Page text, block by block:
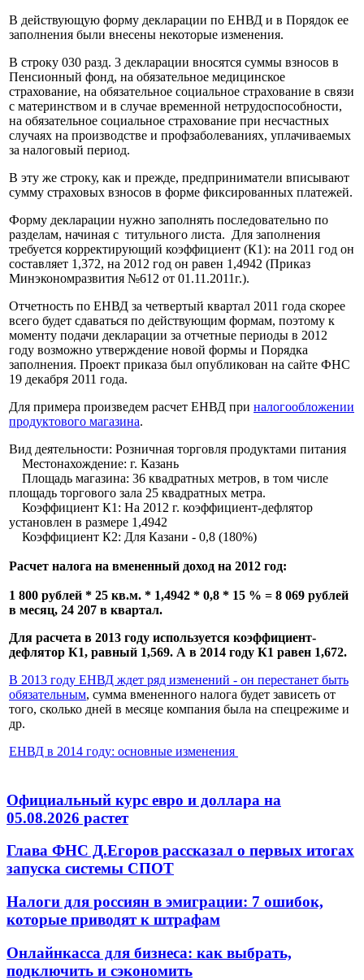
В действующую форму декларации по ЕНВД и в Порядок ее
заполнения были внесены некоторые изменения.
В строку 030 разд. 3 декларации вносятся суммы взносов в
Пенсионный фонд, на обязательное медицинское
страхование, на обязательное социальное страхование в связи
с материнством и в случае временной нетрудоспособности,
на обязательное социальное страхование при несчастных
случаях на производстве и профзаболеваниях, уплачиваемых
за налоговый период.
В эту же строку, как и прежде, предприниматели вписывают
сумму страховых взносов в форме фиксированных платежей.
Форму декларации нужно заполнять последовательно по
разделам, начиная с титульного листа. Для заполнения
требуется корректирующий коэффициент (К1): на 2011 год он
составляет 1,372, на 2012 год он равен 1,4942 (Приказ
Минэкономразвития №612 от 01.11.2011г.).
Отчетность по ЕНВД за четвертый квартал 2011 года скорее
всего будет сдаваться по действующим формам, поэтому к
моменту подачи декларации за отчетные периоды в 2012
году возможно утверждение новой формы и Порядка
заполнения. Проект приказа был опубликован на сайте ФНС
19 декабря 2011 года.
Для примера произведем расчет ЕНВД при налогообложении
продуктового магазина.
Вид деятельности: Розничная торговля продуктами питания
Местонахождение: г. Казань
Площадь магазина: 36 квадратных метров, в том числе
площадь торгового зала 25 квадратных метра.
Коэффициент К1: На 2012 г. коэффициент-дефлятор
установлен в размере 1,4942
Коэффициент К2: Для Казани - 0,8 (180%)
Расчет налога на вмененный доход на 2012 год:
1 800 рублей * 25 кв.м. * 1,4942 * 0,8 * 15 % = 8 069 рублей
в месяц, 24 207 в квартал.
Для расчета в 2013 году используется коэффициент-
дефлятор К1, равный 1,569. А в 2014 году К1 равен 1,672.
В 2013 году ЕНВД ждет ряд изменений - он перестанет быть
обязательным, сумма вмененного налога будет зависеть от
того, сколько дней в месяце компания была на спецрежиме и
др.
ЕНВД в 2014 году: основные изменения
Официальный курс евро и доллара на
05.08.2026 растет
Глава ФНС Д.Егоров рассказал о первых итогах
запуска системы СПОТ
Налоги для россиян в эмиграции: 7 ошибок,
которые приводят к штрафам
Онлайнкасса для бизнеса: как выбрать,
подключить и сэкономить